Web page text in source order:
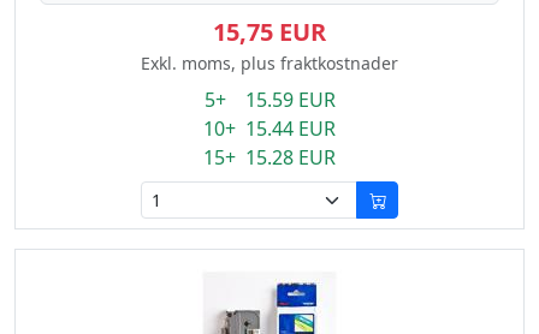
15,75 EUR
Exkl. moms, plus fraktkostnader
5+ 15.59 EUR
10+ 15.44 EUR
15+ 15.28 EUR